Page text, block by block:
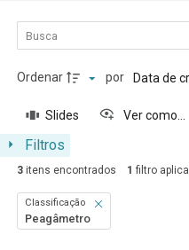
Lista de itens
Controle de
Filtros
Ordenar por Data de
Slides Ver como...
3itens encontrados 1 filtro
Classificação
Peagâmetro